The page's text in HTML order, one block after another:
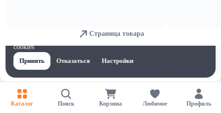
Каталог Поиск Корзина Любимое Профиль
Для обеспечения удобства пользователей сайта используются
cookies
Принять
Отказаться Настройки
Страница товара